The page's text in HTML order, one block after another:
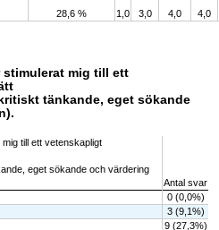
28,6 % 1,0 3,0 4,0 4,0
mig till ett
tänkande, eget sökande
till ett vetenskapligt
eget sökande och värdering
Antal svar
0 (0,0%)
3 (9,1%)
9 (27,3%)